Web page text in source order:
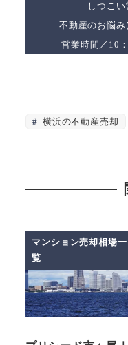
しつこい
不動産のお悩
営業時間／10
横浜の不動産売却
マンション売却相場一
覧